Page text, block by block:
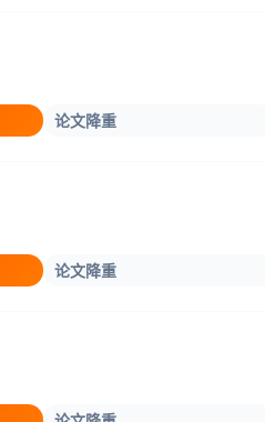
论文降重
论文降重